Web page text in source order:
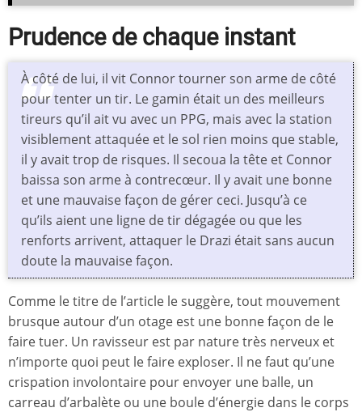
Prudence de chaque instant
À côté de lui, il vit Connor tourner son arme de côté
pour tenter un tir. Le gamin était un des meilleurs
tireurs qu’il ait vu avec un PPG, mais avec la station
visiblement attaquée et le sol rien moins que stable,
il y avait trop de risques. Il secoua la tête et Connor
baissa son arme à contrecœur. Il y avait une bonne
et une mauvaise façon de gérer ceci. Jusqu’à ce
qu’ils aient une ligne de tir dégagée ou que les
renforts arrivent, attaquer le Drazi était sans aucun
doute la mauvaise façon.
Comme le titre de l’article le suggère, tout mouvement
brusque autour d’un otage est une bonne façon de le
faire tuer. Un ravisseur est par nature très nerveux et
n’importe quoi peut le faire exploser. Il ne faut qu’une
crispation involontaire pour envoyer une balle, un
carreau d’arbalète ou une boule d’énergie dans le corps